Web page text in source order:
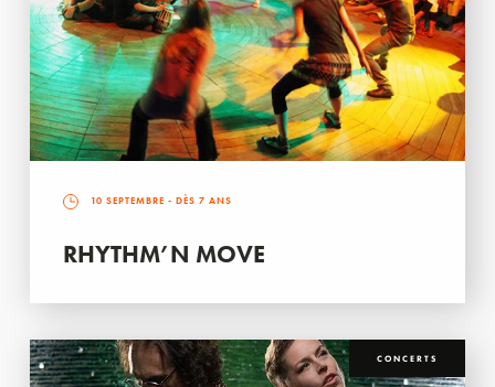
10 SEPTEMBRE - DÈS 7 ANS
RHYTHM’N MOVE
CONCERTS